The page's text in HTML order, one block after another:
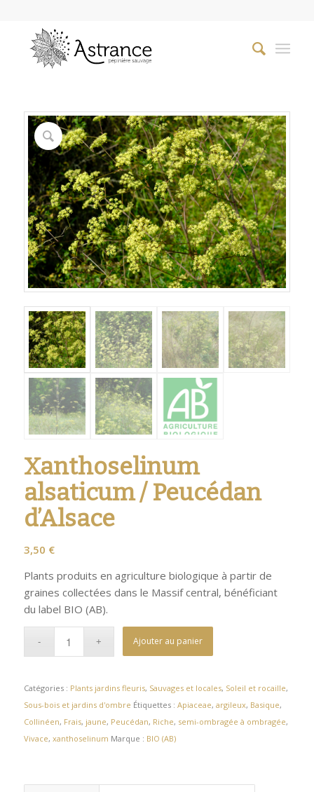
Xanthoselinum
alsaticum / Peucédan
d’Alsace
3,50 €
Plants produits en agriculture biologique à partir de
graines collectées dans le Massif central, bénéficiant
du label BIO (AB).
Ajouter au panier
Catégories : Plants jardins fleuris, Sauvages et locales, Soleil et rocaille,
Sous-bois et jardins d'ombre Étiquettes : Apiaceae, argileux, Basique,
Collinéen, Frais, jaune, Peucédan, Riche, semi-ombragée à ombragée,
Vivace, xanthoselinum Marque : BIO (AB)